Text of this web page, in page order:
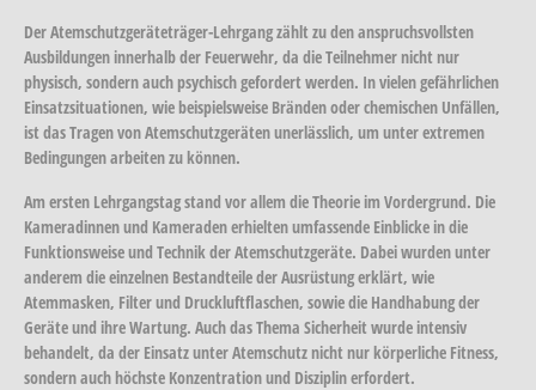
Der Atemschutzgeräteträger-Lehrgang zählt zu den anspruchsvollsten
Ausbildungen innerhalb der Feuerwehr, da die Teilnehmer nicht nur
physisch, sondern auch psychisch gefordert werden. In vielen gefährlichen
Einsatzsituationen, wie beispielsweise Bränden oder chemischen Unfällen,
ist das Tragen von Atemschutzgeräten unerlässlich, um unter extremen
Bedingungen arbeiten zu können.
Am ersten Lehrgangstag stand vor allem die Theorie im Vordergrund. Die
Kameradinnen und Kameraden erhielten umfassende Einblicke in die
Funktionsweise und Technik der Atemschutzgeräte. Dabei wurden unter
anderem die einzelnen Bestandteile der Ausrüstung erklärt, wie
Atemmasken, Filter und Druckluftflaschen, sowie die Handhabung der
Geräte und ihre Wartung. Auch das Thema Sicherheit wurde intensiv
behandelt, da der Einsatz unter Atemschutz nicht nur körperliche Fitness,
sondern auch höchste Konzentration und Disziplin erfordert.